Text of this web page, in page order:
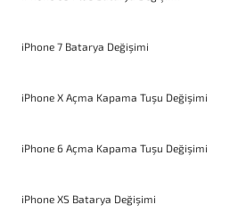
iPhone 7 Batarya Değişimi
iPhone X Açma Kapama Tuşu Değişimi
iPhone 6 Açma Kapama Tuşu Değişimi
iPhone XS Batarya Değişimi